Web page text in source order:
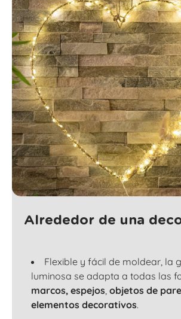
Alrededor de una
Flexible y fácil de moldear, la
luminosa se adapta a todas las
marcos, espejos objetos de
elementos decorativos.